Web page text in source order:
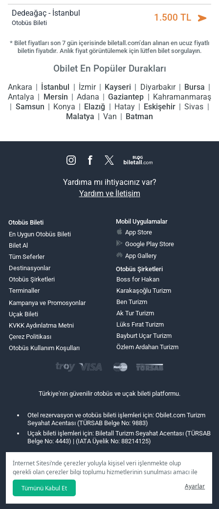
İnternet Sitesi’nde çerezler yoluyla kişisel veri işlenmekte olup
gerekli olan çerezler bilgi toplumu hizmetlerinin sunulması amacı ile
kullanılmaktadır. Tercihleriniz doğrultusunda size özel
kişiselleştirilmiş çerezleri ve özel kampanyaları
seçeneğine
tıklamanız halinde kullanımınıza sunamayacağız.
Tümünü Kabul Et Ayarlar
Dedeağaç - İstanbul
Otobüs Bileti 1.500 TL
* Bilet fiyatları son 7 gün içerisinde biletall.com’dan alınan en ucuz fiyatlı
biletin fiyatıdır. Anlık fiyat görüntülemek için lütfen bilet sorgulayın.
Obilet En Popüler Durakları
Ankara İstanbul İzmir Kayseri Diyarbakır
Bursa
Antalya
Mersin Adana Gaziantep
Kahramanmaraş
Samsun
Konya Elazığ Hatay Eskişehir
Sivas
Malatya
Van Batman
Yardıma mı ihtiyacınız var?
Yardım ve İletişim
Otobüs Bileti
En Uygun Otobüs Bileti
Bilet Al
Tüm Seferler
Destinasyonlar
Otobüs Şirketleri
Terminaller
Kampanya ve Promosyonlar
Uçak Bileti
KVKK Aydınlatma Metni
Çerez Politikası
Otobüs Kullanım Koşulları
Mobil Uygulamalar
App Store
Google Play Store
App Gallery
Otobüs Şirketleri
Boss for Hakan
Karakaşoğlu Turizm
Ben Turizm
Ak Tur Turizm
Lüks Fırat Turizm
Bayburt Uçar Turizm
Özlem Ardahan Turizm
Türkiye'nin güvenilir otobüs ve uçak bileti platformu.
Otel rezervasyon ve otobüs bileti işlemleri için: Obilet.com Turizm
Seyahat Acentası (TÜRSAB Belge No: 9883)
Uçak bileti işlemleri için: Biletall Turizm Seyahat Acentası (TÜRSAB
Belge No: 4443) | (IATA Üyelik No: 88214125)